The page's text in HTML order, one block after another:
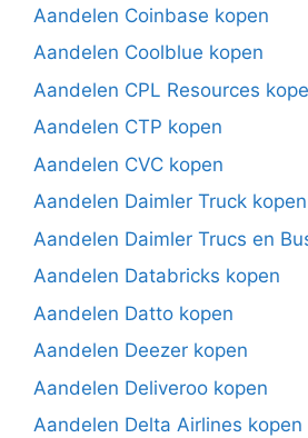
Aandelen Coinbase kopen
Aandelen Coolblue kopen
Aandelen CPL Resources
Aandelen CTP kopen
Aandelen CVC kopen
Aandelen Daimler Truck kopen
Aandelen Daimler Trucs en
Aandelen Databricks kopen
Aandelen Datto kopen
Aandelen Deezer kopen
Aandelen Deliveroo kopen
Aandelen Delta Airlines kopen